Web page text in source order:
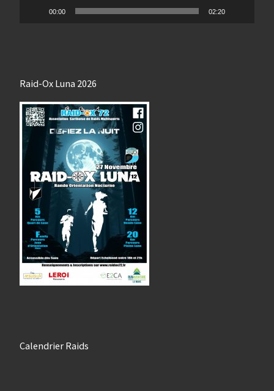
00:00 02:20
Raid-Ox Luna 2026
Calendrier Raids